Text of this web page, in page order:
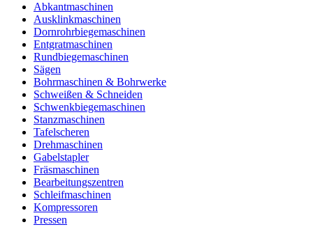
Abkantmaschinen
Ausklinkmaschinen
Dornrohrbiegemaschinen
Entgratmaschinen
Rundbiegemaschinen
Sägen
Bohrmaschinen & Bohrwerke
Schweißen & Schneiden
Schwenkbiegemaschinen
Stanzmaschinen
Tafelscheren
Drehmaschinen
Gabelstapler
Fräsmaschinen
Bearbeitungszentren
Schleifmaschinen
Kompressoren
Pressen